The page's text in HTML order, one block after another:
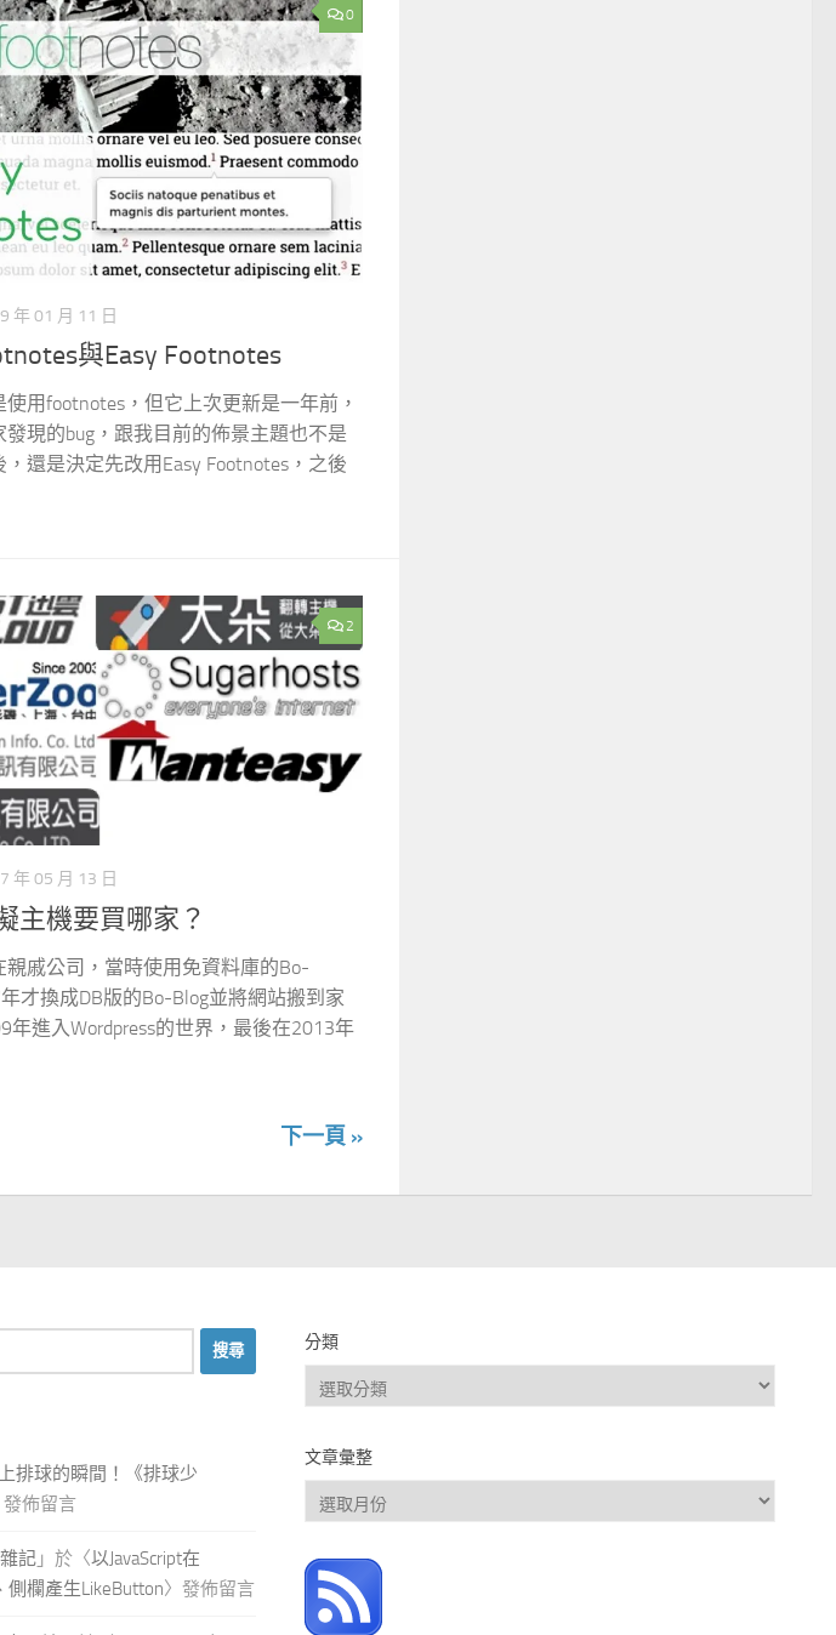
0
年 01 月 11 日
與Easy Footnotes
用footnotes，但它上次更新是一年前，
現的bug，跟我目前的佈景主題也不是
還是決定先改用Easy Footnotes，之後
2
年 05 月 13 日
主機要買哪家？
戚公司，當時使用免資料庫的Bo-
才換成DB版的Bo-Blog並將網站搬到家
年進入Wordpress的世界，最後在2013年
下一頁 »
排球的瞬間！《排球少
發佈留言
記」於〈以JavaScript在
側欄產生LikeButton〉發佈留言
分類
分
類
文章彙整
文
章
整